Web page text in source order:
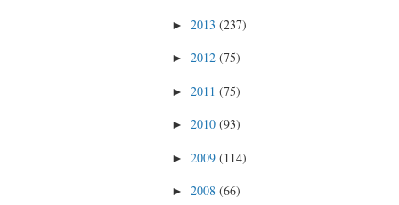
►2013(237)
►2012(75)
►2011(75)
►2010(93)
►2009(114)
►2008(66)